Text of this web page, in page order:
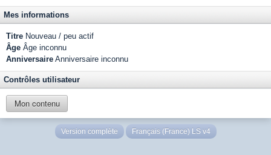
Mes informations
Titre Nouveau / peu actif
Âge Âge inconnu
Anniversaire Anniversaire inconnu
Contrôles utilisateur
Mon contenu
Version complète Français (France) LS v4